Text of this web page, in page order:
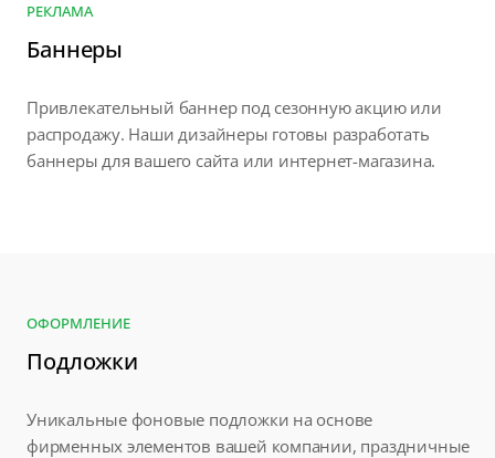
РЕКЛАМА
Баннеры
Привлекательный баннер под сезонную акцию или
распродажу. Наши дизайнеры готовы разработать
баннеры для вашего сайта или интернет-магазина.
ОФОРМЛЕНИЕ
Подложки
Уникальные фоновые подложки на основе
фирменных элементов вашей компании, праздничные